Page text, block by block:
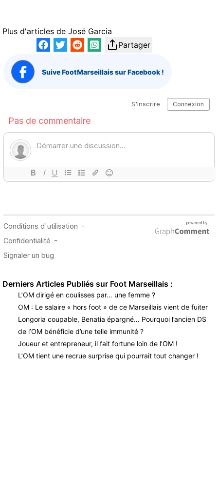
Plus d'articles de José Garcia
Partager
Suive FootMarseillais sur Facebook !
Derniers Articles Publiés sur Foot Marseillais :
L’OM dirigé en coulisses par… une femme ?
OM : Le salaire « hors foot » de ce Marseillais vient de fuiter
Longoria coupable, Benatia épargné… Pourquoi l’ancien DS
de l’OM bénéficie d’une telle immunité ?
Joueur et entrepreneur, il fait fortune loin de l’OM !
L’OM tient une recrue surprise qui pourrait tout changer !